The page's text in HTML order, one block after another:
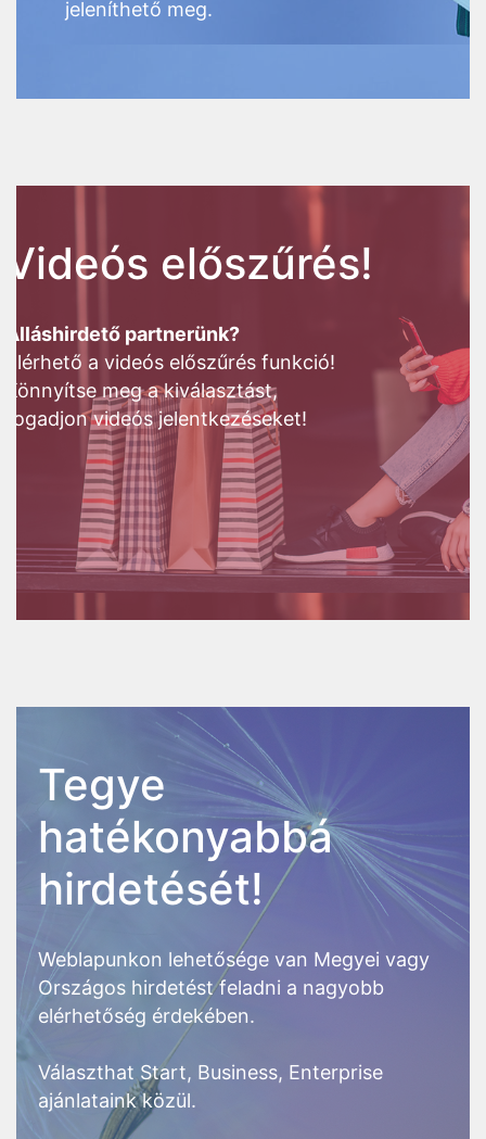
jeleníthető meg.
Videós előszűrés!
Álláshirdető partnerünk?
Elérhető a videós előszűrés funkció!
Könnyítse meg a kiválasztást,
fogadjon videós jelentkezéseket!
Tegye
hatékonyabbá
hirdetését!
Weblapunkon lehetősége van Megyei vagy
Országos hirdetést feladni a nagyobb
elérhetőség érdekében.
Választhat Start, Business, Enterprise
ajánlataink közül.